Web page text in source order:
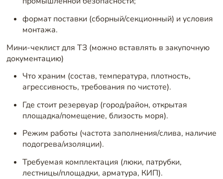
формат поставки (сборный/секционный) и условия
монтажа.
Мини-чеклист для ТЗ (можно вставлять в закупочную
документацию)
Что храним (состав, температура, плотность,
агрессивность, требования по чистоте).
Где стоит резервуар (город/район, открытая
площадка/помещение, близость моря).
Режим работы (частота заполнения/слива, наличие
подогрева/изоляции).
Требуемая комплектация (люки, патрубки,
лестницы/площадки, арматура, КИП).